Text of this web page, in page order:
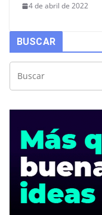
4 de abril de 2022
BUSCAR